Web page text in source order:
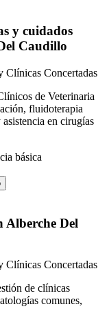
y cuidados
Caudillo
Clínicas Concertadas
de Veterinaria
fluidoterapia
en cirugías
básica
Alberche Del
Clínicas Concertadas
de clínicas
comunes,